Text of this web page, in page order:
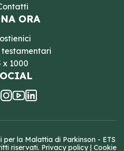
ORA
testamentari
x 1000
per la Malattia di Parkinson - ETS
riservati. Privacy policy| Cookie